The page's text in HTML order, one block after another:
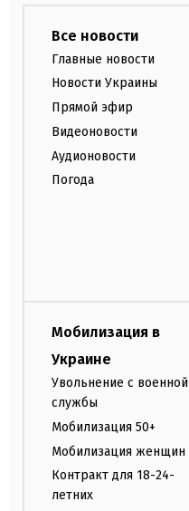
Все новости
Главные новости
Новости Украины
Прямой эфир
Видеоновости
Аудионовости
Погода
Мобилизация в
Украине
Увольнение с военной
службы
Мобилизация 50+
Мобилизация женщин
Контракт для 18-24-
летних